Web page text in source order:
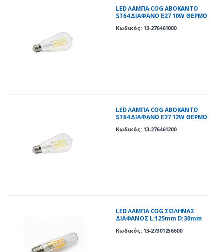
LED ΛΑΜΠΑ COG ΑΒΟΚΑΝΤΟ
ST64 ΔΙΑΦΑΝΟ Ε27 10W ΘΕΡΜΟ
Κωδικός: 13-276461000
LED ΛΑΜΠΑ COG ΑΒΟΚΑΝΤΟ
ST64 ΔΙΑΦΑΝΟ Ε27 12W ΘΕΡΜΟ
Κωδικός: 13-276461200
LED ΛΑΜΠΑ COG ΣΩΛΗΝΑΣ
ΔΙΑΦΑΝΟΣ L:125mm D:30mm
Κωδικός: 13-27301256600